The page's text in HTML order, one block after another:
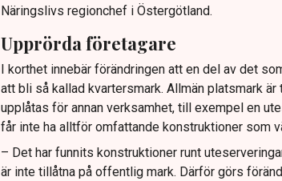
Näringslivs regionchef i Östergötland.
Upprörda företagare
I korthet innebär förändringen att en del av det
att bli så kallad kvartersmark. Allmän platsmark
upplåtas för annan verksamhet, till exempel en
får inte ha alltför omfattande konstruktioner som
– Det har funnits konstruktioner runt
är inte tillåtna på offentlig mark. Därför görs